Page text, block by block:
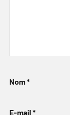
Nom*
E-mail *